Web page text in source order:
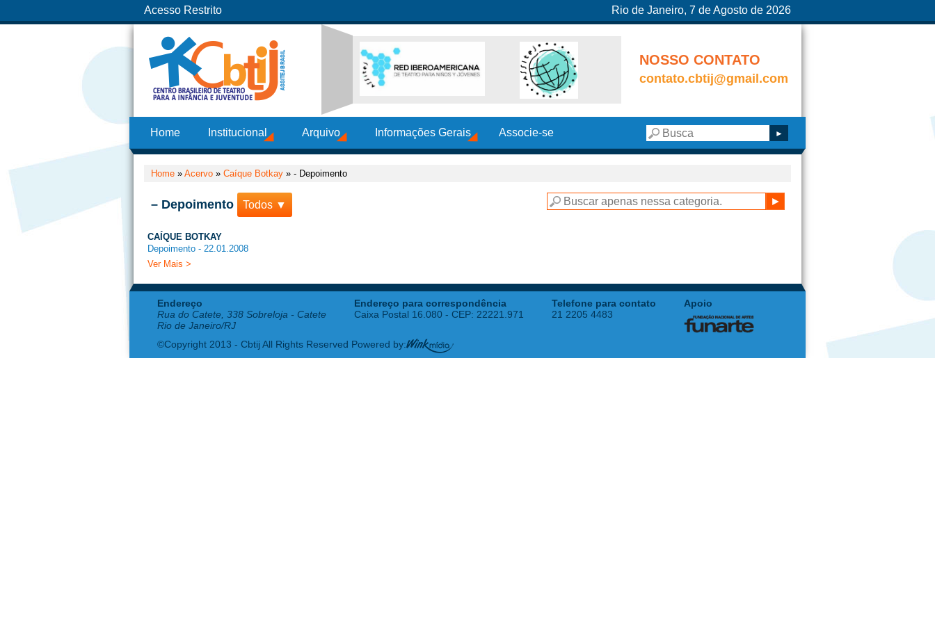
Acesso Restrito Rio de Janeiro, 7 de Agosto de 2026
NOSSO CONTATO
contato.cbtij@gmail.com
Home Institucional Arquivo Informações Gerais Associe-se
Home » Acervo » Caíque Botkay » - Depoimento
– Depoimento Todos ▼
CAÍQUE BOTKAY
Depoimento - 22.01.2008
Ver Mais >
Endereço
Rua do Catete, 338 Sobreloja - Catete
Rio de Janeiro/RJ
Endereço para correspondência
Caixa Postal 16.080 - CEP: 22221.971
Telefone para contato
21 2205 4483
Apoio
©Copyright 2013 - Cbtij All Rights Reserved Powered by: